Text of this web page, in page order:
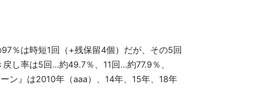
％は時短1回（+残保留4個）だが、その5回
し率は5回…約49.7％、11回…約77.9％、
ン』は2010年（aaa）、14年、15年、18年